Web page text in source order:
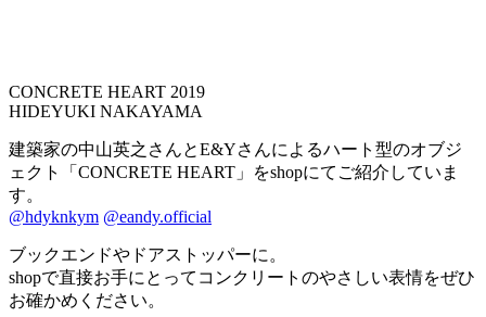
CONCRETE HEART 2019
HIDEYUKI NAKAYAMA
建築家の中山英之さんとE&Yさんによるハート型のオブジ
ェクト「CONCRETE HEART」をshopにてご紹介していま
す。
@hdyknkym @eandy.official
ブックエンドやドアストッパーに。
shopで直接お手にとってコンクリートのやさしい表情をぜひ
お確かめください。